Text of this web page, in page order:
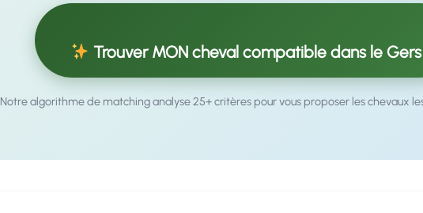
Trouver MON cheval compatible dans le Gers
Notre algorithme de matching analyse 25+ critères pour vous proposer les chevaux